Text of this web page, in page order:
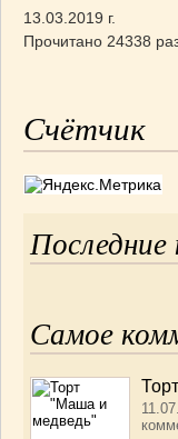
13.03.2019 г.
Прочитано 24338
Счётчик
Самое